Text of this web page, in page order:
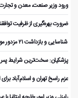
ورود وزیر صنعت، معدن و
ضرورت بهره‌گیری از ظرفیت
️ شناسایی و بازداشت ۲۱ مزدور موساد در کرمان
پزشکیان: سخت‌ترین شرایط پس
عزم راسخ تهران و اسلام‌آباد